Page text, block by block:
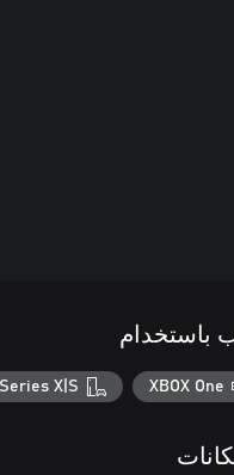
باستخدام
XBOX One
X|S